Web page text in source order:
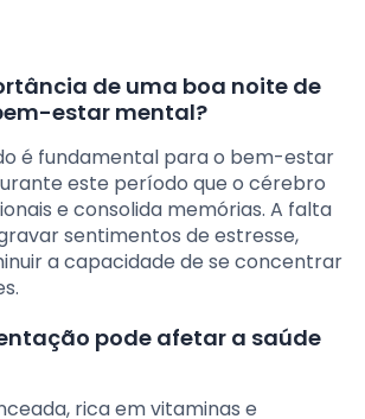
de uma boa noite de
estar mental?
é fundamental para o bem-estar
este período que o cérebro
e consolida memórias. A falta
sentimentos de estresse,
a capacidade de se concentrar
pode afetar a saúde
rica em vitaminas e